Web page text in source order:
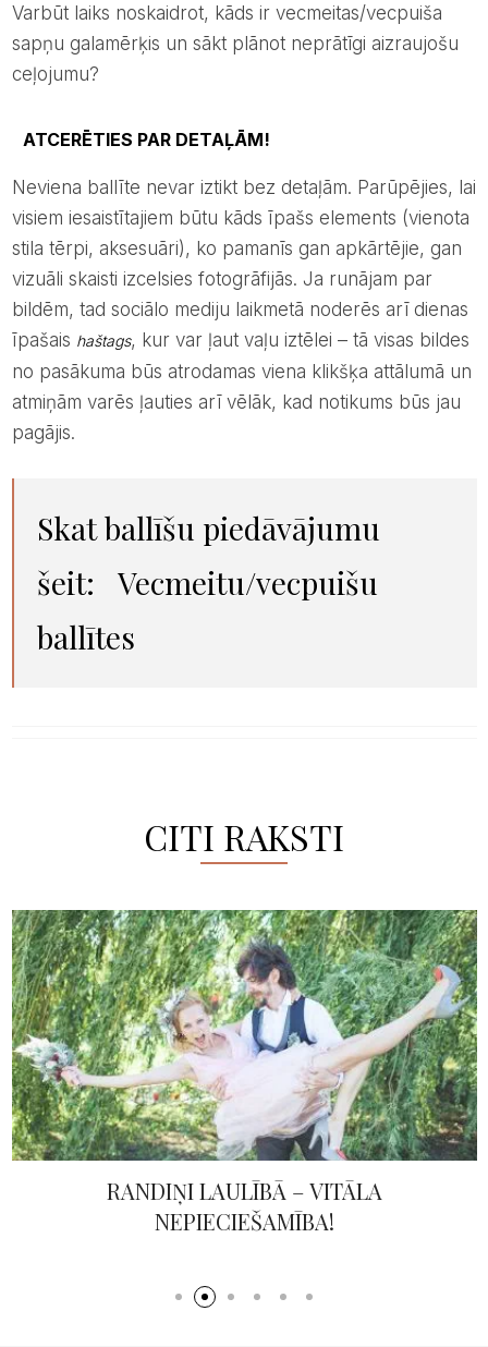
Varbūt laiks noskaidrot, kāds ir vecmeitas/vecpuiša
sapņu galamērķis un sākt plānot neprātīgi aizraujošu
ceļojumu?
ATCERĒTIES PAR DETAĻĀM!
Neviena ballīte nevar iztikt bez detaļām. Parūpējies, lai
visiem iesaistītajiem būtu kāds īpašs elements (vienota
stila tērpi, aksesuāri), ko pamanīs gan apkārtējie, gan
vizuāli skaisti izcelsies fotogrāfijās. Ja runājam par
bildēm, tad sociālo mediju laikmetā noderēs arī dienas
īpašais haštags, kur var ļaut vaļu iztēlei – tā visas bildes
no pasākuma būs atrodamas viena klikšķa attālumā un
atmiņām varēs ļauties arī vēlāk, kad notikums būs jau
pagājis.
Skat ballīšu piedāvājumu
šeit:
Vecmeitu/vecpuišu
ballītes
CITI RAKSTI
RANDIŅI LAULĪBĀ – VITĀLA
NEPIECIEŠAMĪBA!